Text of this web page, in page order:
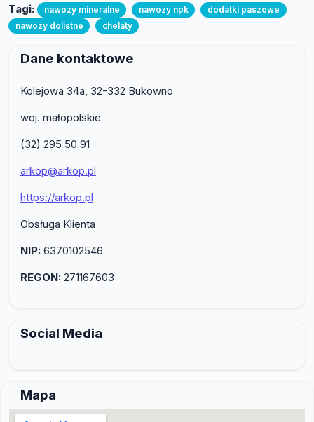
Tagi: nawozy mineralne nawozy npk
dodatki paszowe
nawozy dolistne
chelaty
Dane kontaktowe
Kolejowa 34a, 32-332 Bukowno
woj. małopolskie
(32) 295 50 91
arkop@arkop.pl
https://arkop.pl
Obsługa Klienta
NIP: 6370102546
REGON: 271167603
Social Media
Mapa